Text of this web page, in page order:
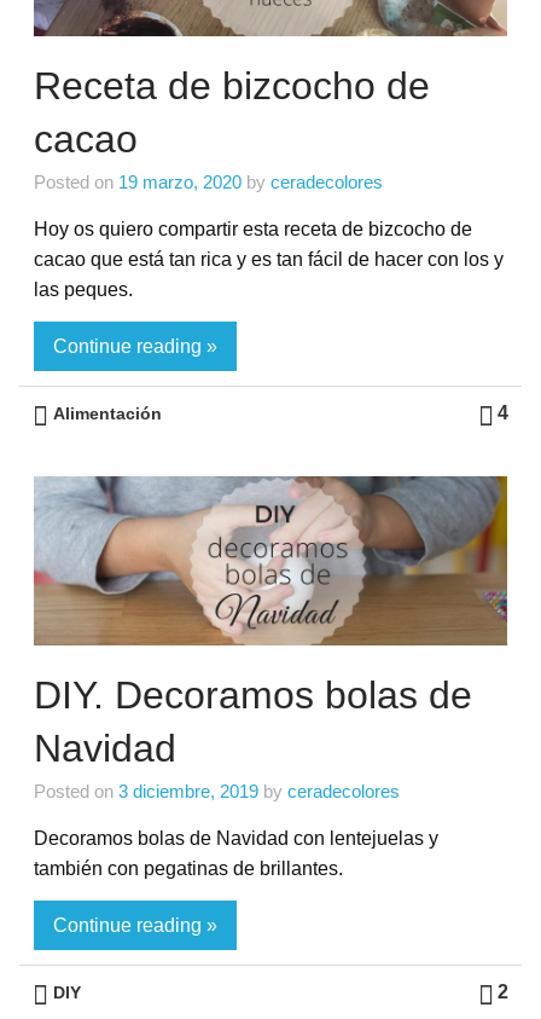
Receta de bizcocho de
cacao
Posted on 19 marzo, 2020 by ceradecolores
Hoy os quiero compartir esta receta de bizcocho de
cacao que está tan rica y es tan fácil de hacer con los y
las peques.
Continue reading »
4
Alimentación
DIY. Decoramos bolas de
Navidad
Posted on 3 diciembre, 2019 by ceradecolores
Decoramos bolas de Navidad con lentejuelas y
también con pegatinas de brillantes.
Continue reading »
2
DIY